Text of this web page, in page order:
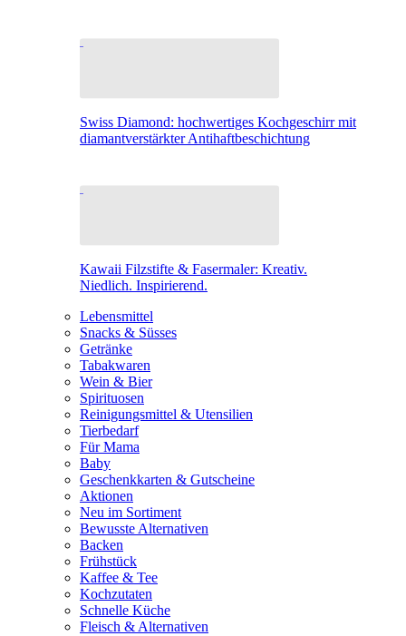
Swiss Diamond: hochwertiges Kochgeschirr mit
diamantverstärkter Antihaftbeschichtung
Kawaii Filzstifte & Fasermaler: Kreativ.
Niedlich. Inspirierend.
Lebensmittel
Snacks & Süsses
Getränke
Tabakwaren
Wein & Bier
Spirituosen
Reinigungsmittel & Utensilien
Tierbedarf
Für Mama
Baby
Geschenkkarten & Gutscheine
Aktionen
Neu im Sortiment
Bewusste Alternativen
Backen
Frühstück
Kaffee & Tee
Kochzutaten
Schnelle Küche
Fleisch & Alternativen